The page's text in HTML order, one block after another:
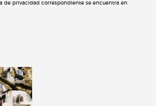
de privacidad correspondiente se encuentra en